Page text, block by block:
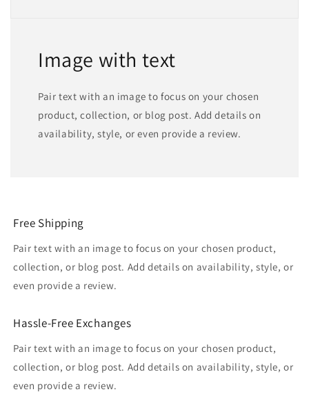
Image with text
Pair text with an image to focus on your chosen
product, collection, or blog post. Add details on
availability, style, or even provide a review.
Free Shipping
Pair text with an image to focus on your chosen product,
collection, or blog post. Add details on availability, style, or
even provide a review.
Hassle-Free Exchanges
Pair text with an image to focus on your chosen product,
collection, or blog post. Add details on availability, style, or
even provide a review.